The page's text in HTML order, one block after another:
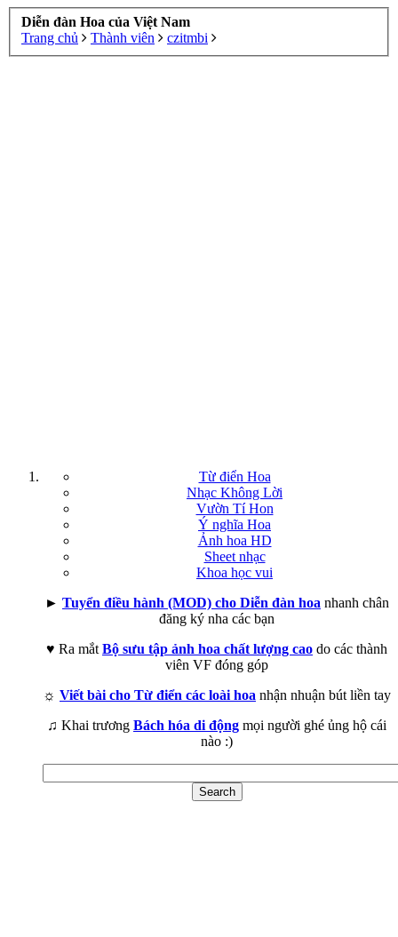
Diễn đàn Hoa của Việt Nam
Trang chủ
Thành viên czitmbi
Từ điển Hoa
Nhạc Không Lời
Vườn Tí Hon
Ý nghĩa Hoa
Ảnh hoa HD
Sheet nhạc
Khoa học vui
► Tuyển điều hành (MOD) cho Diễn đàn hoa nhanh chân
đăng ký nha các bạn
♥ Ra mắt Bộ sưu tập ảnh hoa chất lượng cao do các thành
viên VF đóng góp
☼ Viết bài cho Từ điển các loài hoa nhận nhuận bút liền tay
♫ Khai trương Bách hóa di động mọi người ghé ủng hộ cái
nào :)